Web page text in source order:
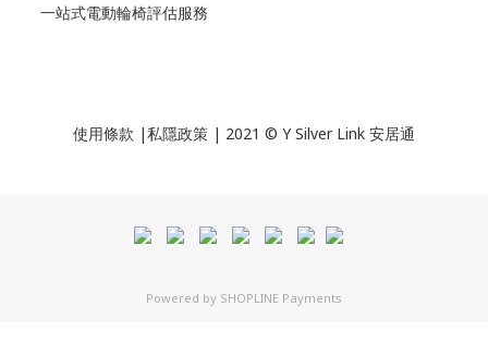
一站式電動輪椅評估服務
使用條款 |私隱政策 | 2021 © Y Silver Link 安居通
Powered by SHOPLINE Payments